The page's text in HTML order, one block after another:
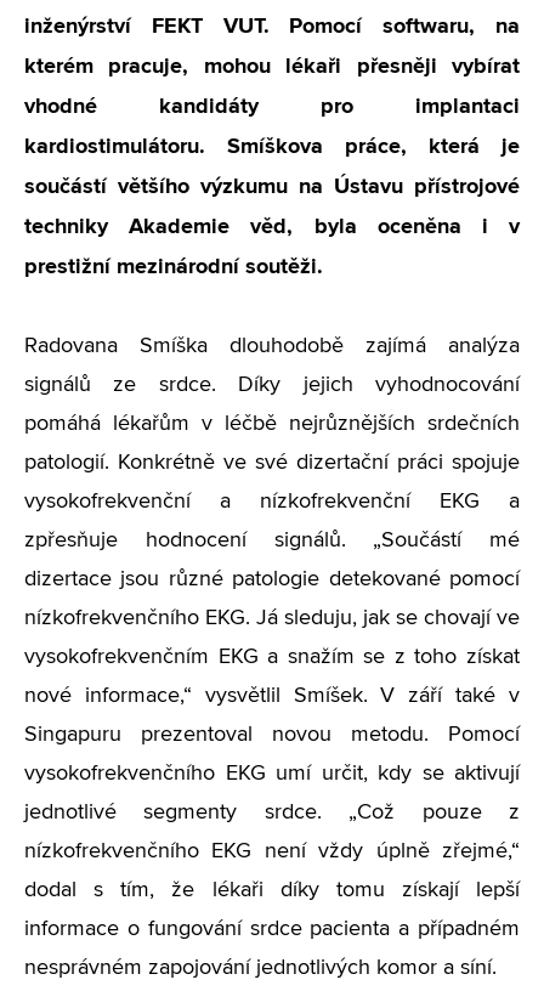
inženýrství FEKT VUT. Pomocí softwaru, na
kterém pracuje, mohou lékaři přesněji vybírat
vhodné kandidáty pro implantaci
kardiostimulátoru. Smíškova práce, která je
součástí většího výzkumu na Ústavu přístrojové
techniky Akademie věd, byla oceněna i v
prestižní mezinárodní soutěži.
Radovana Smíška dlouhodobě zajímá analýza
signálů ze srdce. Díky jejich vyhodnocování
pomáhá lékařům v léčbě nejrůznějších srdečních
patologií. Konkrétně ve své dizertační práci spojuje
vysokofrekvenční a nízkofrekvenční EKG a
zpřesňuje hodnocení signálů. „Součástí mé
dizertace jsou různé patologie detekované pomocí
nízkofrekvenčního EKG. Já sleduju, jak se chovají ve
vysokofrekvenčním EKG a snažím se z toho získat
nové informace,“ vysvětlil Smíšek. V září také v
Singapuru prezentoval novou metodu. Pomocí
vysokofrekvenčního EKG umí určit, kdy se aktivují
jednotlivé segmenty srdce. „Což pouze z
nízkofrekvenčního EKG není vždy úplně zřejmé,“
dodal s tím, že lékaři díky tomu získají lepší
informace o fungování srdce pacienta a případném
nesprávném zapojování jednotlivých komor a síní.